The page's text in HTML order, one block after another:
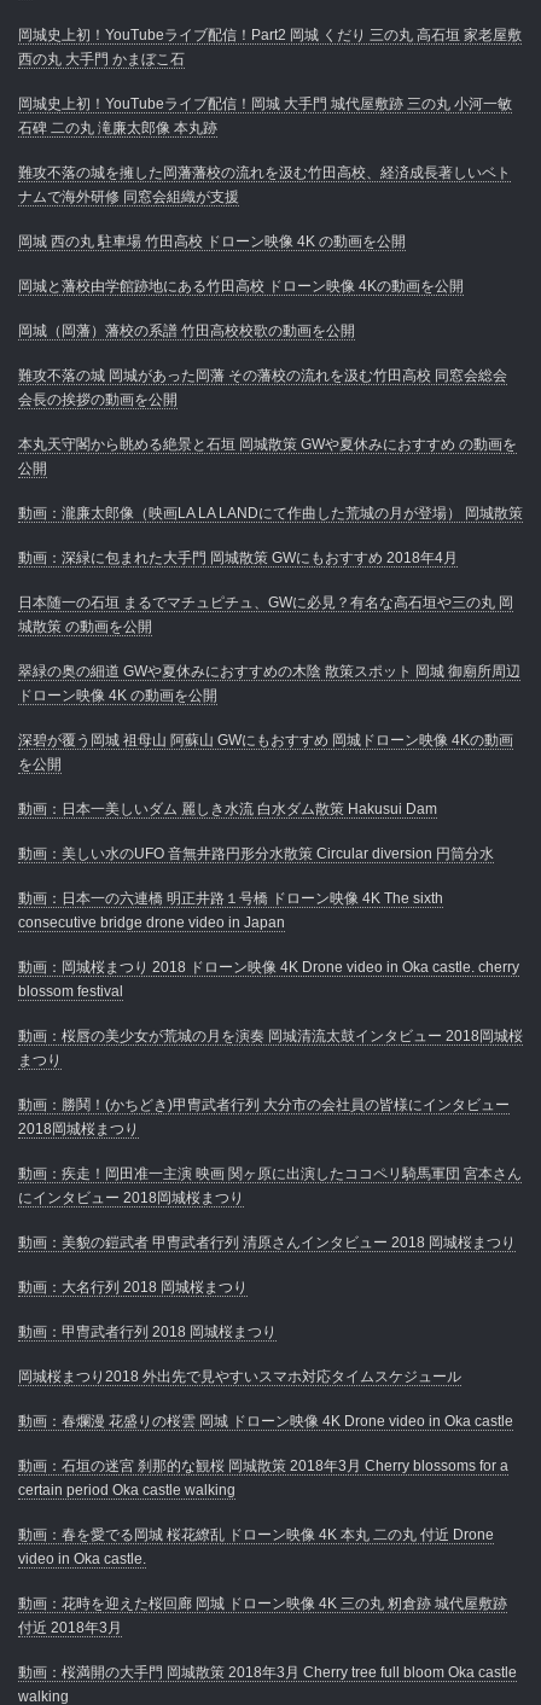
岡城史上初！YouTubeライブ配信！Part2 岡城 くだり 三の丸 高石垣 家老屋敷
西の丸 大手門 かまぼこ石
岡城史上初！YouTubeライブ配信！岡城 大手門 城代屋敷跡 三の丸 小河一敏
石碑 二の丸 滝廉太郎像 本丸跡
難攻不落の城を擁した岡藩藩校の流れを汲む竹田高校、経済成長著しいベト
ナムで海外研修 同窓会組織が支援
岡城 西の丸 駐車場 竹田高校 ドローン映像 4K の動画を公開
岡城と藩校由学館跡地にある竹田高校 ドローン映像 4Kの動画を公開
岡城（岡藩）藩校の系譜 竹田高校校歌の動画を公開
難攻不落の城 岡城があった岡藩 その藩校の流れを汲む竹田高校 同窓会総会
会長の挨拶の動画を公開
本丸天守閣から眺める絶景と石垣 岡城散策 GWや夏休みにおすすめ の動画を
公開
動画：瀧廉太郎像（映画LA LA LANDにて作曲した荒城の月が登場） 岡城散策
動画：深緑に包まれた大手門 岡城散策 GWにもおすすめ 2018年4月
日本随一の石垣 まるでマチュピチュ、GWに必見？有名な高石垣や三の丸 岡
城散策 の動画を公開
翠緑の奥の細道 GWや夏休みにおすすめの木陰 散策スポット 岡城 御廟所周辺
ドローン映像 4K の動画を公開
深碧が覆う岡城 祖母山 阿蘇山 GWにもおすすめ 岡城ドローン映像 4Kの動画
を公開
動画：日本一美しいダム 麗しき水流 白水ダム散策 Hakusui Dam
動画：美しい水のUFO 音無井路円形分水散策 Circular diversion 円筒分水
動画：日本一の六連橋 明正井路１号橋 ドローン映像 4K The sixth
consecutive bridge drone video in Japan
動画：岡城桜まつり 2018 ドローン映像 4K Drone video in Oka castle. cherry
blossom festival
動画：桜唇の美少女が荒城の月を演奏 岡城清流太鼓インタビュー 2018岡城桜
まつり
動画：勝鬨！(かちどき)甲冑武者行列 大分市の会社員の皆様にインタビュー
2018岡城桜まつり
動画：疾走！岡田准一主演 映画 関ヶ原に出演したココペリ騎馬軍団 宮本さん
にインタビュー 2018岡城桜まつり
動画：美貌の鎧武者 甲冑武者行列 清原さんインタビュー 2018 岡城桜まつり
動画：大名行列 2018 岡城桜まつり
動画：甲冑武者行列 2018 岡城桜まつり
岡城桜まつり2018 外出先で見やすいスマホ対応タイムスケジュール
動画：春爛漫 花盛りの桜雲 岡城 ドローン映像 4K Drone video in Oka castle
動画：石垣の迷宮 刹那的な観桜 岡城散策 2018年3月 Cherry blossoms for a
certain period Oka castle walking
動画：春を愛でる岡城 桜花繚乱 ドローン映像 4K 本丸 二の丸 付近 Drone
video in Oka castle.
動画：花時を迎えた桜回廊 岡城 ドローン映像 4K 三の丸 籾倉跡 城代屋敷跡
付近 2018年3月
動画：桜満開の大手門 岡城散策 2018年3月 Cherry tree full bloom Oka castle
walking